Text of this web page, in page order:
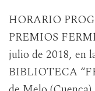
HORARIO
PREMIOS
julio de 2018, en
BIBLIOTECA